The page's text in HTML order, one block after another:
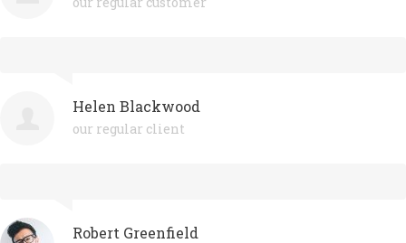
Helen Blackwood
our regular client
Robert Greenfield